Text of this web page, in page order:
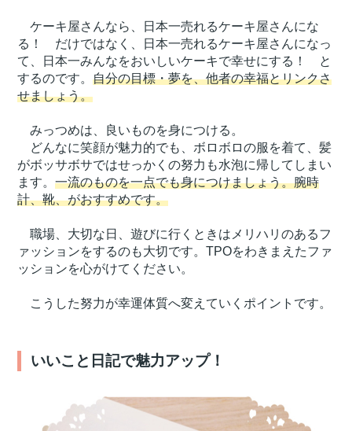
ケーキ屋さんなら、日本一売れるケーキ屋さんにな
る！ だけではなく、日本一売れるケーキ屋さんになっ
て、日本一みんなをおいしいケーキで幸せにする！ と
するのです。自分の目標・夢を、他者の幸福とリンクさ
せましょう。
みっつめは、良いものを身につける。
どんなに笑顔が魅力的でも、ボロボロの服を着て、髪
がボッサボサではせっかくの努力も水泡に帰してしまい
ます。一流のものを一点でも身につけましょう。腕時
計、靴、がおすすめです。
職場、大切な日、遊びに行くときはメリハリのあるフ
ァッションをするのも大切です。TPOをわきまえたファ
ッションを心がけてください。
こうした努力が幸運体質へ変えていくポイントです。
いいこと日記で魅力アップ！